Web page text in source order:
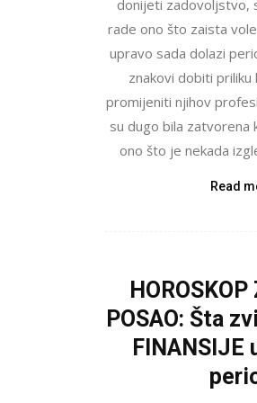
donijeti zadovoljstvo,
rade ono što zaista
upravo sada dolazi
znakovi dobiti
promijeniti njihov
su dugo bila zatvorena
ono što je nekada
Read
HOROSKOP
POSAO: Šta
FINANSIJE